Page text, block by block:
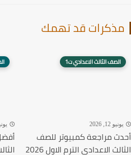
قد تهمك
الصف الثالث الاعدادي ت1
12, 2026
مراجعة كمبيوتر للصف
الاعدادى الترم الاول 2026
يونيو 12, 2026